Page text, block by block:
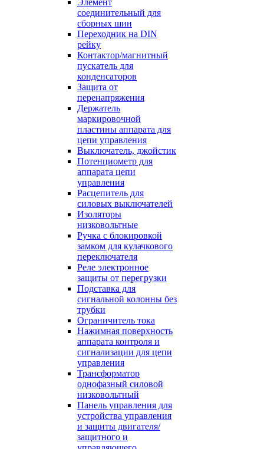
Элемент
соединительный для
сборных шин
Переходник на DIN
рейку
Контактор/магнитный
пускатель для
конденсаторов
Защита от
перенапряжения
Держатель
маркировочной
пластины аппарата для
цепи управления
Выключатель, джойстик
Потенциометр для
аппарата цепи
управления
Расцепитель для
силовых выключателей
Изоляторы
низковольтные
Ручка с блокировкой
замком для кулачкового
переключателя
Реле электронное
защиты от перегрузки
Подставка для
сигнальной колонны без
трубки
Ограничитель тока
Нажимная поверхность
аппарата контроля и
сигнализации для цепи
управления
Трансформатор
однофазный силовой
низковольтный
Панель управления для
устройства управления
и защиты двигателя/
защитного и